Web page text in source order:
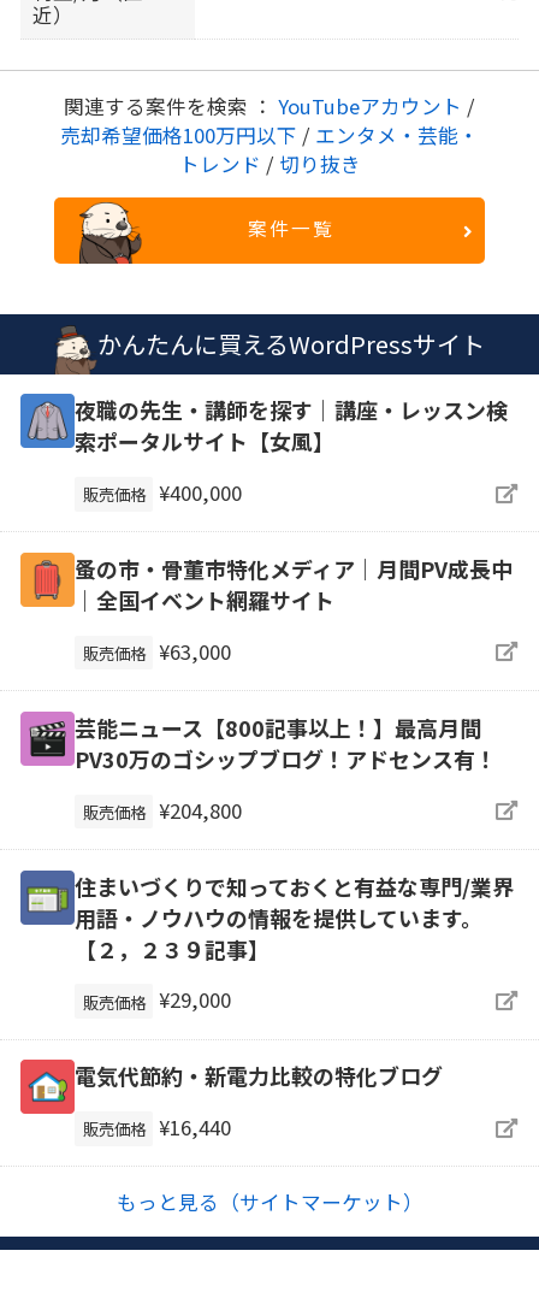
近）
関連する案件を検索 ： YouTubeアカウント /
売却希望価格100万円以下 / エンタメ・芸能・
トレンド / 切り抜き
案件一覧
かんたんに買えるWordPressサイト
夜職の先生・講師を探す｜講座・レッスン検
索ポータルサイト【女風】
販売価格 ¥400,000
蚤の市・骨董市特化メディア｜月間PV成長中
｜全国イベント網羅サイト
販売価格 ¥63,000
芸能ニュース【800記事以上！】最高月間
PV30万のゴシップブログ！アドセンス有！
販売価格 ¥204,800
住まいづくりで知っておくと有益な専門/業界
用語・ノウハウの情報を提供しています。
【２，２３９記事】
販売価格 ¥29,000
電気代節約・新電力比較の特化ブログ
販売価格 ¥16,440
もっと見る（サイトマーケット）